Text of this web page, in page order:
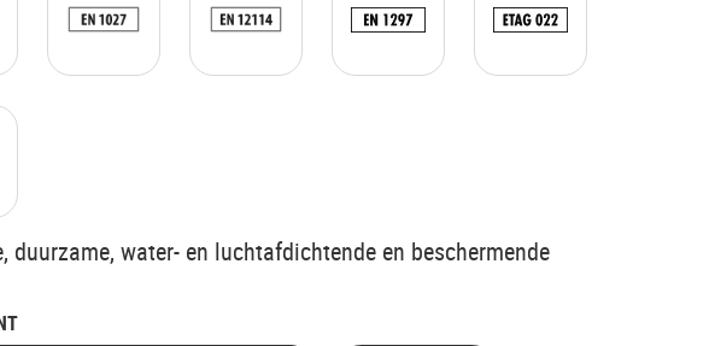
duurzame, water- en luchtafdichtende en beschermende